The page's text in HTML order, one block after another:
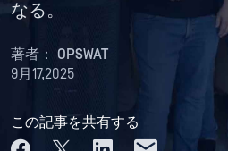
なる。
著者： OPSWAT
9月17,2025
この記事を共有する